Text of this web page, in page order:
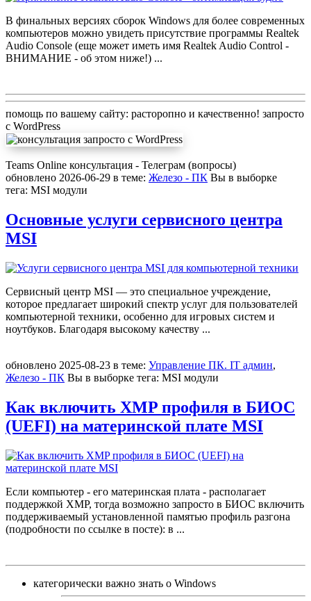
В финальных версиях сборок Windows для более современных
компьютеров можно увидеть присутствие программы Realtek
Audio Console (еще может иметь имя Realtek Audio Control -
ВНИМАНИЕ - об этом ниже!) ...
помощь по вашему сайту: расторопно и качественно! запросто
с WordPress
Teams Online консультация - Телеграм (вопросы)
обновлено 2026-06-29 в теме: Железо - ПК Вы в выборке
тегa: MSI модули
Основные услуги сервисного центра
MSI
Сервисный центр MSI — это специальное учреждение,
которое предлагает широкий спектр услуг для пользователей
компьютерной техники, особенно для игровых систем и
ноутбуков. Благодаря высокому качеству ...
обновлено 2025-08-23 в теме: Управление ПК. IT админ,
Железо - ПК Вы в выборке тегa: MSI модули
Как включить XMP профиля в БИОС
(UEFI) на материнской плате MSI
Если компьютер - его материнская плата - располагает
поддержкой XMP, тогда возможно запросто в БИОС включить
поддерживаемый установленной памятью профиль разгона
(подробности по ссылке в посте): в ...
категорически важно знать о Windows